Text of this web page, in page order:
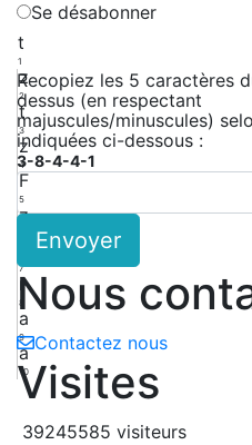
Se désabonner
t
1
z
2
t
3
z
4
F
5
z
7
r
8
a
9
a
10
Recopiez les 5 caractères
dessus (en respectant
majuscules/minuscules)
indiquées ci-dessous :
3-8-4-4-1
Envoyer
Nous
Contactez nous
Visites
39245585 visiteurs